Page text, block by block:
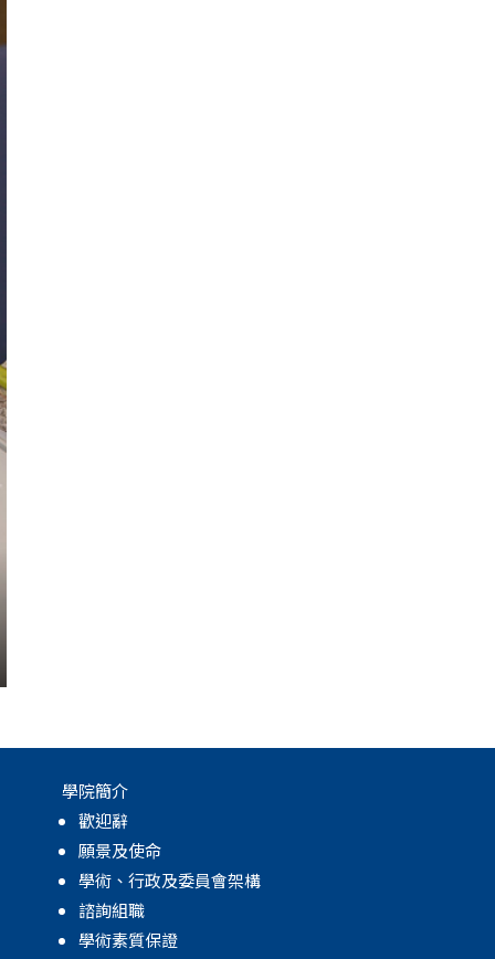
學院簡介
歡迎辭
願景及使命
學術、行政及委員會架構
諮詢組職
學術素質保證